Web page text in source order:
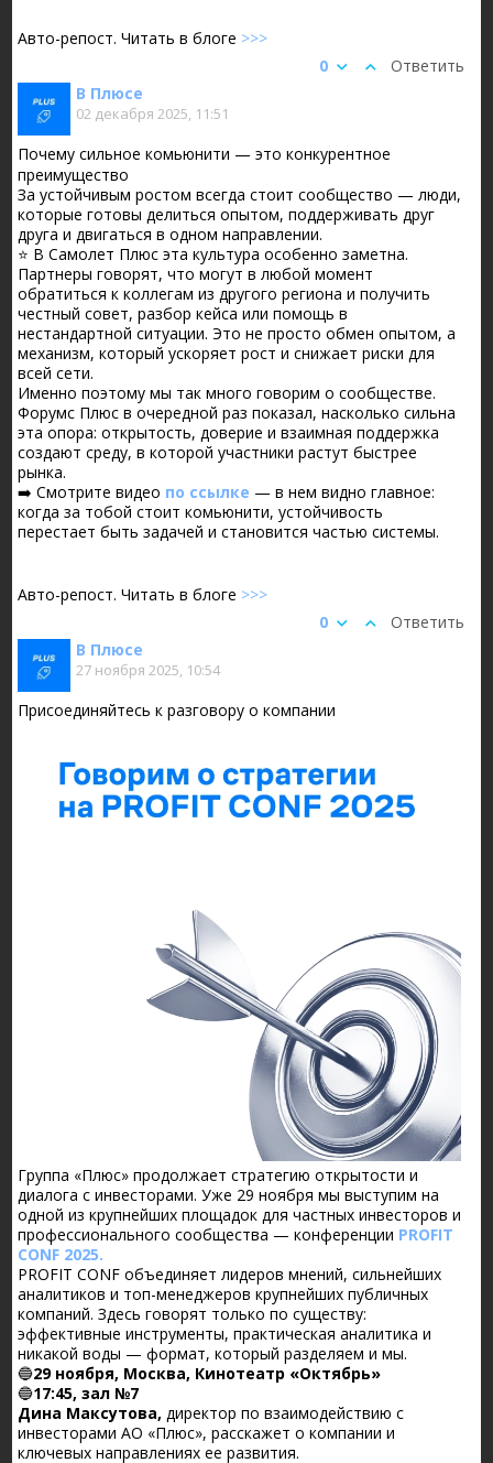
Авто-репост. Читать в блоге >>>
Ответить
0
В Плюсе
02 декабря 2025, 11:51
Почему сильное комьюнити — это конкурентное
преимущество
За устойчивым ростом всегда стоит сообщество — люди,
которые готовы делиться опытом, поддерживать друг
друга и двигаться в одном направлении.
⭐️ В Самолет Плюс эта культура особенно заметна.
Партнеры говорят, что могут в любой момент
обратиться к коллегам из другого региона и получить
честный совет, разбор кейса или помощь в
нестандартной ситуации. Это не просто обмен опытом, а
механизм, который ускоряет рост и снижает риски для
всей сети.
Именно поэтому мы так много говорим о сообществе.
Форумс Плюс в очередной раз показал, насколько сильна
эта опора: открытость, доверие и взаимная поддержка
создают среду, в которой участники растут быстрее
рынка.
➡️ Смотрите видео по ссылке — в нем видно главное:
когда за тобой стоит комьюнити, устойчивость
перестает быть задачей и становится частью системы.
Авто-репост. Читать в блоге >>>
Ответить
0
В Плюсе
27 ноября 2025, 10:54
Присоединяйтесь к разговору о компании
Группа «Плюс» продолжает стратегию открытости и
диалога с инвесторами. Уже 29 ноября мы выступим на
одной из крупнейших площадок для частных инвесторов и
профессионального сообщества — конференции PROFIT
CONF 2025.
PROFIT CONF объединяет лидеров мнений, сильнейших
аналитиков и топ-менеджеров крупнейших публичных
компаний. Здесь говорят только по существу:
эффективные инструменты, практическая аналитика и
никакой воды — формат, который разделяем и мы.
🔵29 ноября, Москва, Кинотеатр «Октябрь»
🔵17:45, зал №7
Дина Максутова, директор по взаимодействию с
инвесторами АО «Плюс», расскажет о компании и
ключевых направлениях ее развития.